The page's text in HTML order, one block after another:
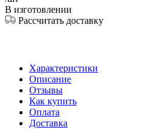
В изготовлении
Рассчитать доставку
Характеристики
Описание
Отзывы
Как купить
Оплата
Доставка